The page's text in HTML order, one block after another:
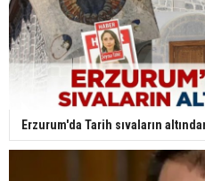
Erzurum'da Tarih sıvaların